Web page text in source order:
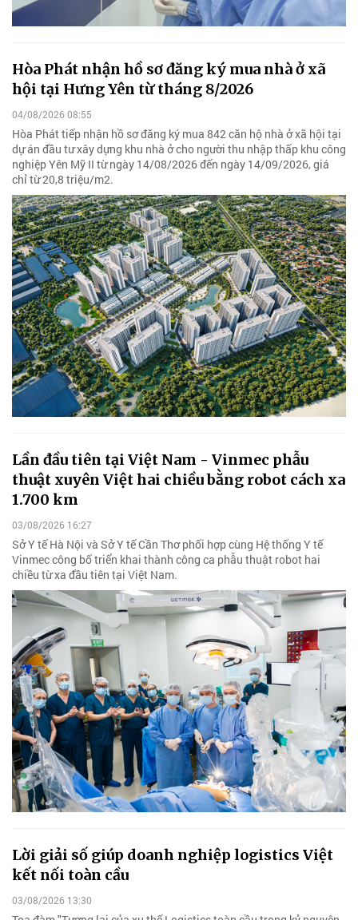
Hòa Phát nhận hồ sơ đăng ký mua nhà ở xã
hội tại Hưng Yên từ tháng 8/2026
04/08/2026 08:55
Hòa Phát tiếp nhận hồ sơ đăng ký mua 842 căn hộ nhà ở xã hội tại
dự án đầu tư xây dựng khu nhà ở cho người thu nhập thấp khu công
nghiệp Yên Mỹ II từ ngày 14/08/2026 đến ngày 14/09/2026, giá
chỉ từ 20,8 triệu/m2.
Lần đầu tiên tại Việt Nam - Vinmec phẫu
thuật xuyên Việt hai chiều bằng robot cách xa
1.700 km
03/08/2026 16:27
Sở Y tế Hà Nội và Sở Y tế Cần Thơ phối hợp cùng Hệ thống Y tế
Vinmec công bố triển khai thành công ca phẫu thuật robot hai
chiều từ xa đầu tiên tại Việt Nam.
Lời giải số giúp doanh nghiệp logistics Việt
kết nối toàn cầu
03/08/2026 13:30